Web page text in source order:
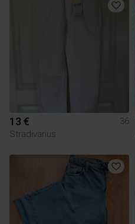
13 €
36
Stradivarius